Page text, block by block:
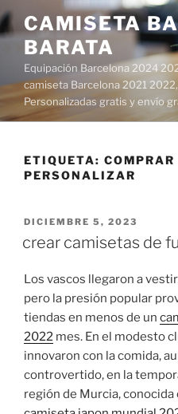
Saltar
al
contenido
CAMISETA
BARATA
Equipación Barcelona 2024
camiseta Barcelona 2021
Personalizadas gratis y envío
ETIQUETA:
PERSONALIZAR
PUBLICADO
DICIEMBRE 5, 2023
crear camisetas de
Los vascos llegaron a
pero la presión popular
tiendas en menos de un
2022 mes. En el modesto
innovaron con la comida,
controvertido, en la
región de Murcia,